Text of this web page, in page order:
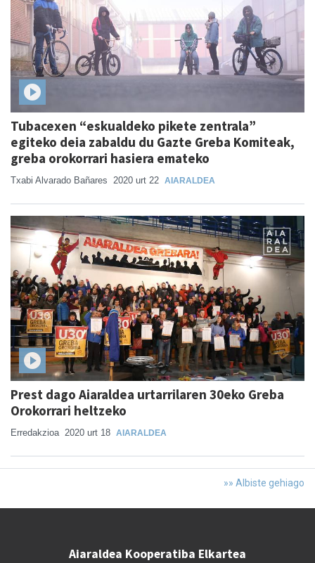
Tubacexen “eskualdeko pikete zentrala”
egiteko deia zabaldu du Gazte Greba Komiteak,
greba orokorrari hasiera emateko
Txabi Alvarado Bañares 2020 urt 22 AIARALDEA
Prest dago Aiaraldea urtarrilaren 30eko Greba
Orokorrari heltzeko
Erredakzioa 2020 urt 18 AIARALDEA
»» Albiste gehiago
Aiaraldea Kooperatiba Elkartea